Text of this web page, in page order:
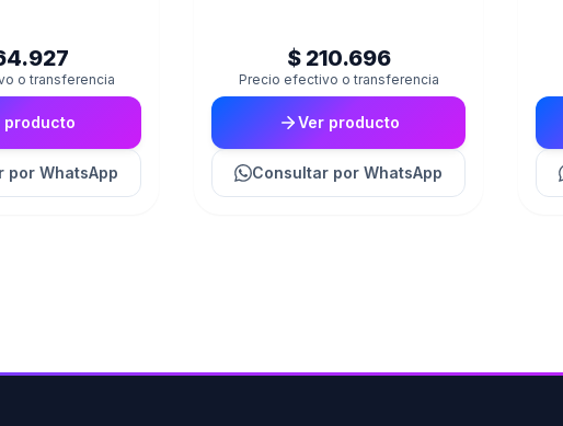
o transferencia
producto
por WhatsApp
$ 210.696
Precio efectivo o transferencia
Ver producto
Consultar por WhatsApp